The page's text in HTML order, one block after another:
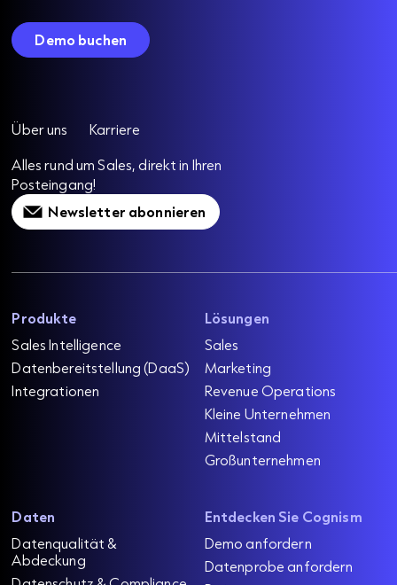
Demo buchen
Über uns
Karriere
Alles rund um Sales, direkt in Ihren
Posteingang!
Newsletter abonnieren
Produkte
Sales Intelligence
Datenbereitstellung (DaaS)
Integrationen
Lösungen
Sales
Marketing
Revenue Operations
Kleine Unternehmen
Mittelstand
Großunternehmen
Daten
Datenqualität &
Abdeckung
Entdecken Sie Cognism
Demo anfordern
Datenprobe anfordern